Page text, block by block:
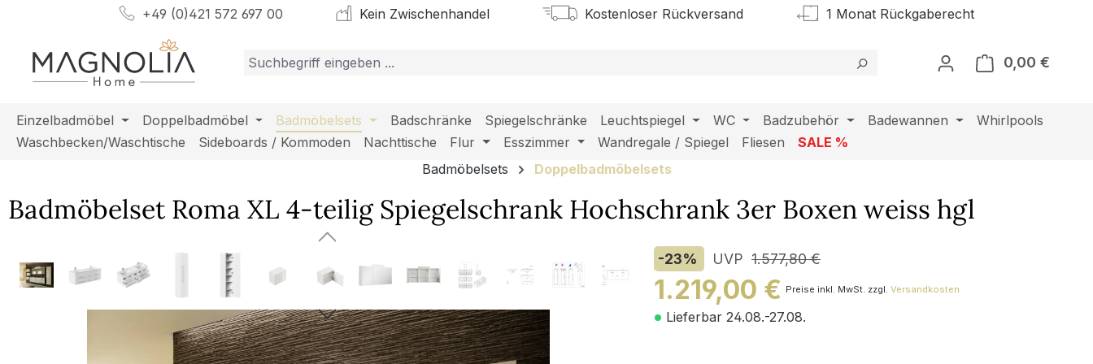
Hauptinhalt springen
Zur Suche springen
Zur Hauptnavigation springen+49 (0)421 572 697 00 Kein Zwischenhandel Kostenloser Rückversand 1 Monat Rückgaberecht
0,00 €
Einzelbadmöbel Doppelbadmöbel Badmöbelsets Badschränke Spiegelschränke Leuchtspiegel WC Badzubehör Badewannen
Whirlpools
Waschbecken/Waschtische
Sideboards / Kommoden Nachttische Flur Esszimmer Wandregale / Spiegel Fliesen
SALE %
Badmöbelsets
Doppelbadmöbelsets
Badmöbelset Roma XL 4-teilig Spiegelschrank Hochschrank 3er Boxen weiss hgl
-23% UVP 1.577,80 €
1.219,00 € Preise inkl. MwSt. zzgl. Versandkosten
Lieferbar 24.08.-27.08.